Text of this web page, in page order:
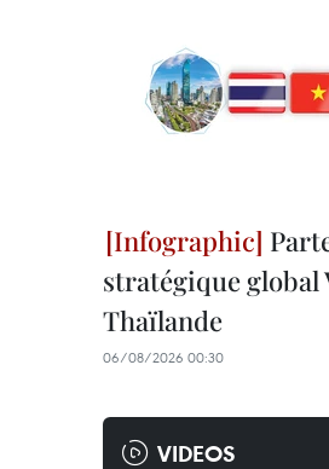
stratégique global
Thaïlande
06/08/2026 00:30
VIDEOS